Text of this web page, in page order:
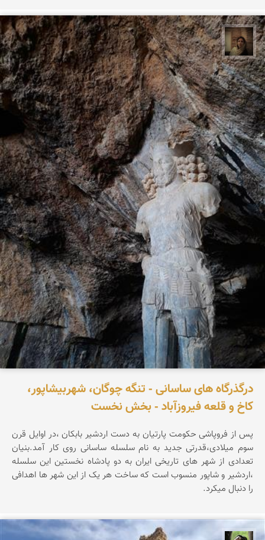
پروین هاوش
درگذرگاه های ساسانی - تنگه چوگان، شهربیشاپور،
کاخ و قلعه فیروزآباد - بخش نخست
پس از فروپاشی حکومت پارتیان به دست اردشیر بابکان ،در اوایل قرن
سوم میلادی،قدرتی جدید به نام سلسله ساسانی روی کار آمد.بنیان
تعدادی از شهر های تاریخی ایران به دو پادشاه نخستین این سلسله
،اردشیر و شاپور منسوب است که ساخت هر یک از این شهر ها اهدافی
را دنبال میکرد.